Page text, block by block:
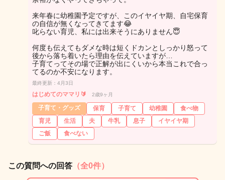
来年春に幼稚園予定ですが、このイヤイヤ期、自宅保育
の自信が無くなってきてます😂
叱らない育児、私には出来そうにありません😇
何度も伝えてもダメな時は短くドカンとしっかり怒って
後から落ち着いたら理由を伝えていますが…
子育てってその場で正解が出にくいから本当これで合っ
てるのか不安になります。
最終更新：4月3日
はじめてのママリ🔰 2歳9ヶ月
子育て・グッズ 保育 子育て 幼稚園
食べ物
育児
生活 夫 牛乳 息子
イヤイヤ期
ご飯
食べない
この質問への回答 （全0件）